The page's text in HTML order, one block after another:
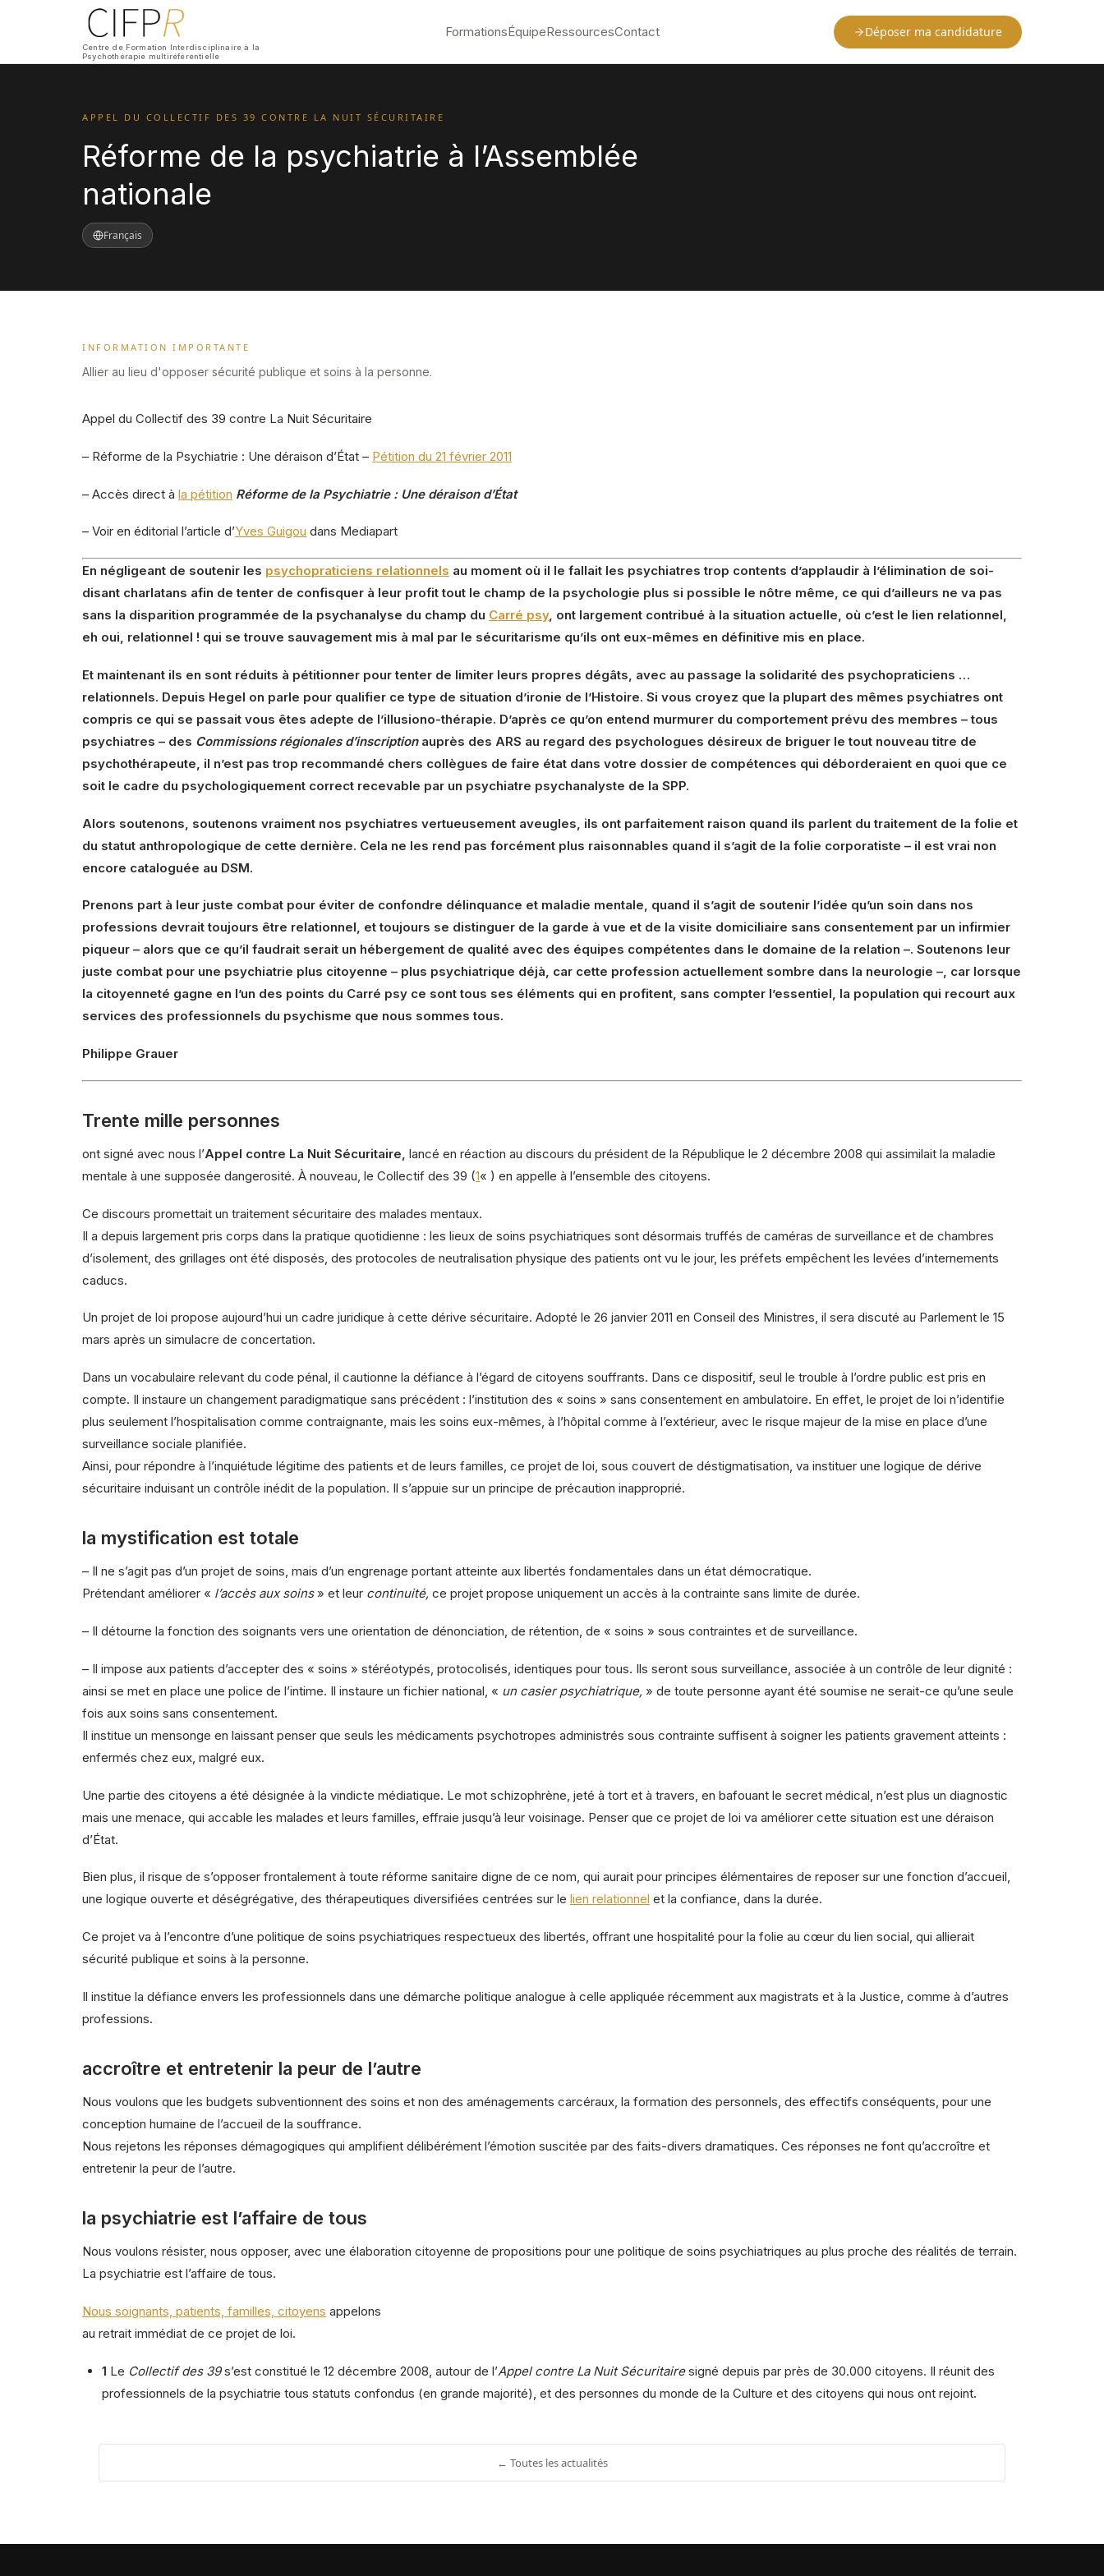
Centre de Formation Interdisciplinaire à la
Psychothérapie multiréférentielle
FormationsÉquipeRessourcesContact Déposer ma candidature
APPEL DU COLLECTIF DES 39 CONTRE LA NUIT SÉCURITAIRE
Réforme de la psychiatrie à l’Assemblée
nationale
Français
INFORMATION IMPORTANTE
Allier au lieu d'opposer sécurité publique et soins à la personne.
Appel du Collectif des 39 contre La Nuit Sécuritaire
– Réforme de la Psychiatrie : Une déraison d’État – Pétition du 21 février 2011
– Accès direct à la pétition Réforme de la Psychiatrie : Une déraison d’État
– Voir en éditorial l’article d’Yves Guigou dans Mediapart
En négligeant de soutenir les psychopraticiens relationnels au moment où il le fallait les psychiatres trop contents d’applaudir à l’élimination de soi-
disant charlatans afin de tenter de confisquer à leur profit tout le champ de la psychologie plus si possible le nôtre même, ce qui d’ailleurs ne va pas
sans la disparition programmée de la psychanalyse du champ du Carré psy, ont largement contribué à la situation actuelle, où c’est le lien relationnel,
eh oui, relationnel ! qui se trouve sauvagement mis à mal par le sécuritarisme qu’ils ont eux-mêmes en définitive mis en place.
Et maintenant ils en sont réduits à pétitionner pour tenter de limiter leurs propres dégâts, avec au passage la solidarité des psychopraticiens …
relationnels. Depuis Hegel on parle pour qualifier ce type de situation d’ironie de l’Histoire. Si vous croyez que la plupart des mêmes psychiatres ont
compris ce qui se passait vous êtes adepte de l’illusiono-thérapie. D’après ce qu’on entend murmurer du comportement prévu des membres – tous
psychiatres – des Commissions régionales d’inscriptionauprès des ARS au regard des psychologues désireux de briguer le tout nouveau titre de
psychothérapeute, il n’est pas trop recommandé chers collègues de faire état dans votre dossier de compétences qui déborderaient en quoi que ce
soit le cadre du psychologiquement correct recevable par un psychiatre psychanalyste de la SPP.
Alors soutenons, soutenons vraiment nos psychiatres vertueusement aveugles, ils ont parfaitement raison quand ils parlent du traitement de la folie et
du statut anthropologique de cette dernière. Cela ne les rend pas forcément plus raisonnables quand il s’agit de la folie corporatiste – il est vrai non
encore cataloguée au DSM.
Prenons part à leur juste combat pour éviter de confondre délinquance et maladie mentale, quand il s’agit de soutenir l’idée qu’un soin dans nos
professions devrait toujours être relationnel, et toujours se distinguer de la garde à vue et de la visite domiciliaire sans consentement par un infirmier
piqueur – alors que ce qu’il faudrait serait un hébergement de qualité avec des équipes compétentes dans le domaine de la relation –. Soutenons leur
juste combat pour une psychiatrie plus citoyenne – plus psychiatrique déjà, car cette profession actuellement sombre dans la neurologie –, car lorsque
la citoyenneté gagne en l’un des points du Carré psy ce sont tous ses éléments qui en profitent, sans compter l’essentiel, la population qui recourt aux
services des professionnels du psychisme que nous sommes tous.
Philippe Grauer
Trente mille personnes
ont signé avec nous l’Appel contre La Nuit Sécuritaire, lancé en réaction au discours du président de la République le 2 décembre 2008 qui assimilait la maladie
mentale à une supposée dangerosité. À nouveau, le Collectif des 39 (1« ) en appelle à l’ensemble des citoyens.
Ce discours promettait un traitement sécuritaire des malades mentaux.
Il a depuis largement pris corps dans la pratique quotidienne : les lieux de soins psychiatriques sont désormais truffés de caméras de surveillance et de chambres
d’isolement, des grillages ont été disposés, des protocoles de neutralisation physique des patients ont vu le jour, les préfets empêchent les levées d’internements
caducs.
Un projet de loi propose aujourd’hui un cadre juridique à cette dérive sécuritaire. Adopté le 26 janvier 2011 en Conseil des Ministres, il sera discuté au Parlement le 15
mars après un simulacre de concertation.
Dans un vocabulaire relevant du code pénal, il cautionne la défiance à l’égard de citoyens souffrants. Dans ce dispositif, seul le trouble à l’ordre public est pris en
compte. Il instaure un changement paradigmatique sans précédent : l’institution des « soins » sans consentement en ambulatoire. En effet, le projet de loi n’identifie
plus seulement l’hospitalisation comme contraignante, mais les soins eux-mêmes, à l’hôpital comme à l’extérieur, avec le risque majeur de la mise en place d’une
surveillance sociale planifiée.
Ainsi, pour répondre à l’inquiétude légitime des patients et de leurs familles, ce projet de loi, sous couvert de déstigmatisation, va instituer une logique de dérive
sécuritaire induisant un contrôle inédit de la population. Il s’appuie sur un principe de précaution inapproprié.
la mystification est totale
– Il ne s’agit pas d’un projet de soins, mais d’un engrenage portant atteinte aux libertés fondamentales dans un état démocratique.
Prétendant améliorer « l’accès aux soins» et leur continuité, ce projet propose uniquement un accès à la contrainte sans limite de durée.
– Il détourne la fonction des soignants vers une orientation de dénonciation, de rétention, de « soins » sous contraintes et de surveillance.
– Il impose aux patients d’accepter des « soins » stéréotypés, protocolisés, identiques pour tous. Ils seront sous surveillance, associée à un contrôle de leur dignité :
ainsi se met en place une police de l’intime. Il instaure un fichier national, « un casier psychiatrique, » de toute personne ayant été soumise ne serait-ce qu’une seule
fois aux soins sans consentement.
Il institue un mensonge en laissant penser que seuls les médicaments psychotropes administrés sous contrainte suffisent à soigner les patients gravement atteints :
enfermés chez eux, malgré eux.
Une partie des citoyens a été désignée à la vindicte médiatique. Le mot schizophrène, jeté à tort et à travers, en bafouant le secret médical, n’est plus un diagnostic
mais une menace, qui accable les malades et leurs familles, effraie jusqu’à leur voisinage. Penser que ce projet de loi va améliorer cette situation est une déraison
d’État.
Bien plus, il risque de s’opposer frontalement à toute réforme sanitaire digne de ce nom, qui aurait pour principes élémentaires de reposer sur une fonction d’accueil,
une logique ouverte et déségrégative, des thérapeutiques diversifiées centrées sur le lien relationnel et la confiance, dans la durée.
Ce projet va à l’encontre d’une politique de soins psychiatriques respectueux des libertés, offrant une hospitalité pour la folie au cœur du lien social, qui allierait
sécurité publique et soins à la personne.
Il institue la défiance envers les professionnels dans une démarche politique analogue à celle appliquée récemment aux magistrats et à la Justice, comme à d’autres
professions.
accroître et entretenir la peur de l’autre
Nous voulons que les budgets subventionnent des soins et non des aménagements carcéraux, la formation des personnels, des effectifs conséquents, pour une
conception humaine de l’accueil de la souffrance.
Nous rejetons les réponses démagogiques qui amplifient délibérément l’émotion suscitée par des faits-divers dramatiques. Ces réponses ne font qu’accroître et
entretenir la peur de l’autre.
la psychiatrie est l’affaire de tous
Nous voulons résister, nous opposer, avec une élaboration citoyenne de propositions pour une politique de soins psychiatriques au plus proche des réalités de terrain.
La psychiatrie est l’affaire de tous.
Nous soignants, patients, familles, citoyens appelons
au retrait immédiat de ce projet de loi.
1 Le Collectif des 39s’est constitué le 12 décembre 2008, autour de l’Appel contre La Nuit Sécuritairesigné depuis par près de 30.000 citoyens. Il réunit des
professionnels de la psychiatrie tous statuts confondus (en grande majorité), et des personnes du monde de la Culture et des citoyens qui nous ont rejoint.
← Toutes les actualités